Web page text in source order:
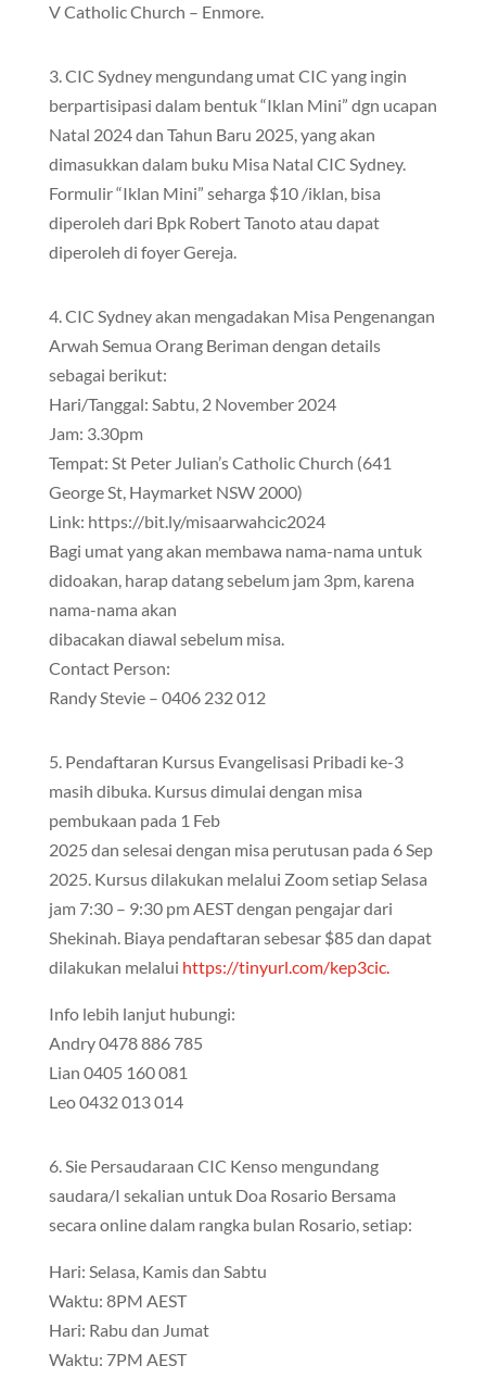
V Catholic Church – Enmore.
3. CIC Sydney mengundang umat CIC yang ingin
berpartisipasi dalam bentuk “Iklan Mini” dgn ucapan
Natal 2024 dan Tahun Baru 2025, yang akan
dimasukkan dalam buku Misa Natal CIC Sydney.
Formulir “Iklan Mini” seharga $10 /iklan, bisa
diperoleh dari Bpk Robert Tanoto atau dapat
diperoleh di foyer Gereja.
4. CIC Sydney akan mengadakan Misa Pengenangan
Arwah Semua Orang Beriman dengan details
sebagai berikut:
Hari/Tanggal: Sabtu, 2 November 2024
Jam: 3.30pm
Tempat: St Peter Julian’s Catholic Church (641
George St, Haymarket NSW 2000)
Link: https://bit.ly/misaarwahcic2024
Bagi umat yang akan membawa nama-nama untuk
didoakan, harap datang sebelum jam 3pm, karena
nama-nama akan
dibacakan diawal sebelum misa.
Contact Person:
Randy Stevie – 0406 232 012
5. Pendaftaran Kursus Evangelisasi Pribadi ke-3
masih dibuka. Kursus dimulai dengan misa
pembukaan pada 1 Feb
2025 dan selesai dengan misa perutusan pada 6 Sep
2025. Kursus dilakukan melalui Zoom setiap Selasa
jam 7:30 – 9:30 pm AEST dengan pengajar dari
Shekinah. Biaya pendaftaran sebesar $85 dan dapat
dilakukan melalui https://tinyurl.com/kep3cic.
Info lebih lanjut hubungi:
Andry 0478 886 785
Lian 0405 160 081
Leo 0432 013 014
6. Sie Persaudaraan CIC Kenso mengundang
saudara/I sekalian untuk Doa Rosario Bersama
secara online dalam rangka bulan Rosario, setiap:
Hari: Selasa, Kamis dan Sabtu
Waktu: 8PM AEST
Hari: Rabu dan Jumat
Waktu: 7PM AEST